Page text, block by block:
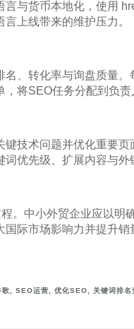
与货币本地化，使用
上线带来的维护压力。
、转化率与询盘质量
将SEO任务分配到负责
技术问题并优化重要
优先级、扩展内容与外
。中小外贸企业应以明
际市场影响力并提升销
歌, SEO运营, 优化SEO, 关键词排名